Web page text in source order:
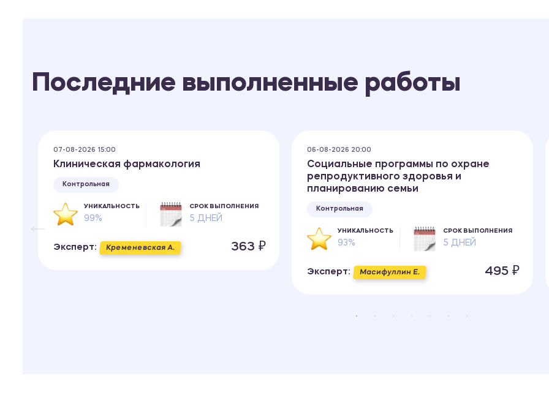
Последние выполненные работы
07-08-2026 15:00
Клиническая фармакология
Контрольная
УНИКАЛЬНОСТЬ
99%
СРОК ВЫПОЛНЕНИЯ
5 ДНЕЙ
Эксперт: Кременевская А. 363 ₽
06-08-2026 20:00
Социальные программы по охране
репродуктивного здоровья и
планированию семьи
Контрольная
УНИКАЛЬНОСТЬ
93%
СРОК ВЫПОЛНЕНИЯ
5 ДНЕЙ
Эксперт: Масифуллин Е. 495 ₽